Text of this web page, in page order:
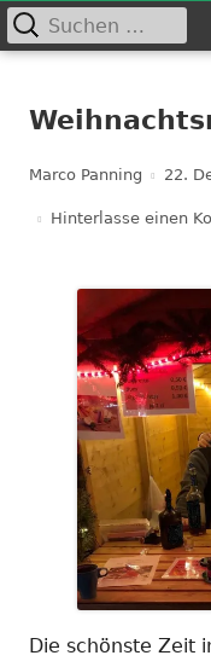
zum
Primäres
Autor
Marco Panning
am
22.
Hinterlasse einen
Die schönste Zeit